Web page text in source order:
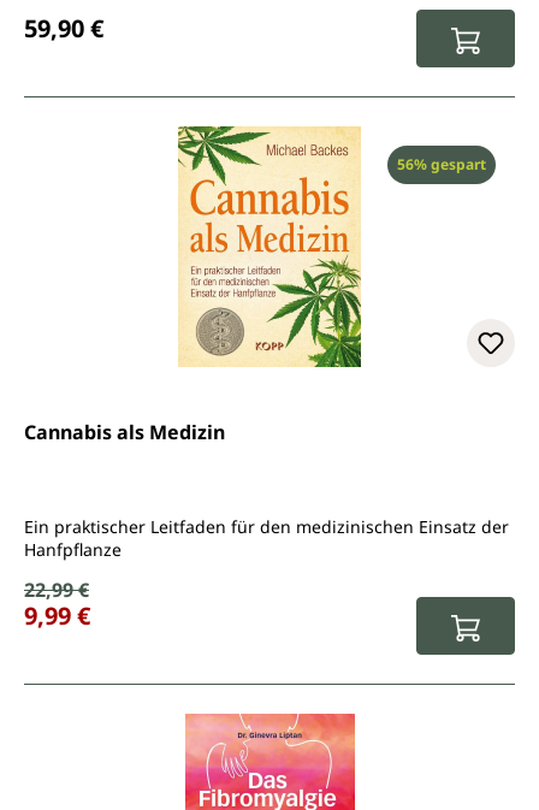
59,90 €
Rabatt
56% gespart
Cannabis als Medizin
Ein praktischer Leitfaden für den medizinischen Einsatz der
Hanfpflanze
Verkaufspreis:
Regulärer Preis:
22,99 €
9,99 €